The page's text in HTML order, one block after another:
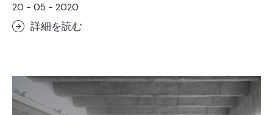
20 - 05 - 2020
詳細を読む